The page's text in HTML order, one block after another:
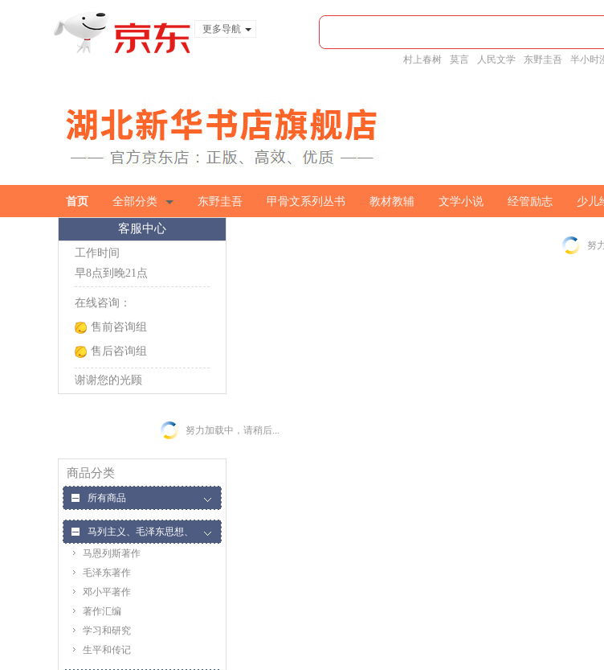
更多导航
村上春树 莫言 人民文学 东野圭吾 半小时
首页 全部分类 东野圭吾 甲骨文系列丛书 教材教辅 文学小说 经管励志 少儿
客服中心
工作时间
早8点到晚21点
在线咨询：
售前咨询组
售后咨询组
谢谢您的光顾
努力加载中，请稍后...
商品分类
所有商品
马列主义、毛泽东思想、
邓小平理论
马恩列斯著作
毛泽东著作
邓小平著作
著作汇编
学习和研究
生平和传记
努